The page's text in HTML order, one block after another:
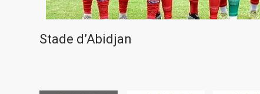
Stade d’Abidjan